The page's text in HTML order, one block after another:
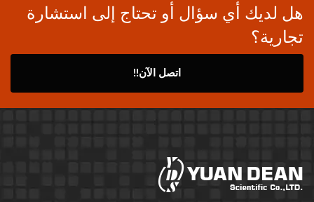
هل لديك أي سؤال أو تحتاج إلى استشارة
تجارية؟
اتصل الآن!!